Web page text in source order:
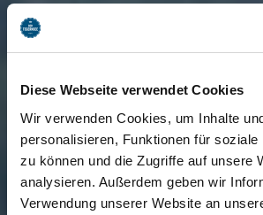
Diese Webseite verwendet Cookies
Wir verwenden Cookies, um Inhalte
personalisieren, Funktionen für soziale
zu können und die Zugriffe auf unsere
analysieren. Außerdem geben wir
Verwendung unserer Website an